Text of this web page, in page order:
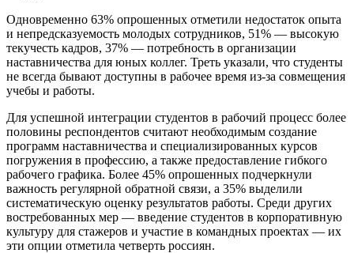
Одновременно 63% опрошенных отметили недостаток опыта
и непредсказуемость молодых сотрудников, 51% — высокую
текучесть кадров, 37% — потребность в организации
наставничества для юных коллег. Треть указали, что студенты
не всегда бывают доступны в рабочее время из-за совмещения
учебы и работы.
Для успешной интеграции студентов в рабочий процесс более
половины респондентов считают необходимым создание
программ наставничества и специализированных курсов
погружения в профессию, а также предоставление гибкого
рабочего графика. Более 45% опрошенных подчеркнули
важность регулярной обратной связи, а 35% выделили
систематическую оценку результатов работы. Среди других
востребованных мер — введение студентов в корпоративную
культуру для стажеров и участие в командных проектах — их
эти опции отметила четверть россиян.